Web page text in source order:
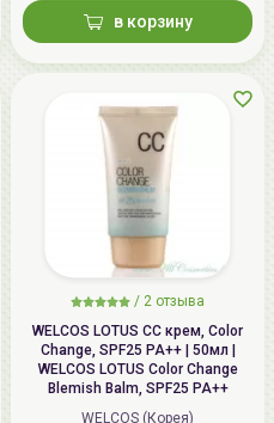
в корзину
/ 2 отзыва
WELCOS LOTUS СС крем, Color
Change, SPF25 PA++ | 50мл |
WELCOS LOTUS Color Change
Blemish Balm, SPF25 PA++
WELCOS (Корея)